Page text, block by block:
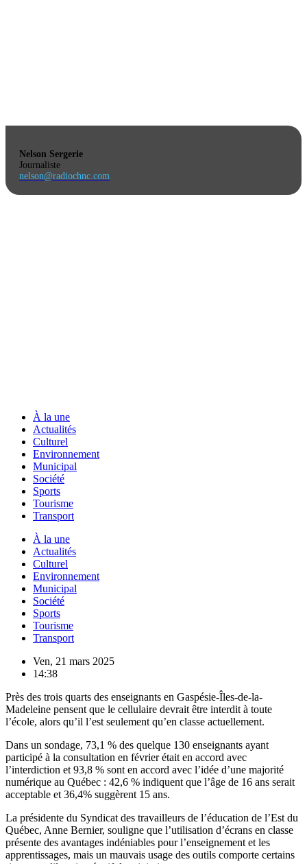
Nelson Sergerie
Journaliste
nelson@radiochnc.com
À la une
Actualités
Culturel
Environnement
Municipal
Société
Sports
Tourisme
Transport
À la une
Actualités
Culturel
Environnement
Municipal
Société
Sports
Tourisme
Transport
Ven, 21 mars 2025
14:38
Près des trois quarts des enseignants en Gaspésie-Îles-de-la-
Madeleine pensent que le cellulaire devrait être interdit à toute
l’école, alors qu’il l’est seulement qu’en classe actuellement.
Dans un sondage, 73,1 % des quelque 130 enseignants ayant
participé à la consultation en février était en accord avec
l’interdiction et 93,8 % sont en accord avec l’idée d’une majorité
numérique au Québec : 42,6 % indiquent que l’âge de 16 ans serait
acceptable et 36,4% suggèrent 15 ans.
La présidente du Syndicat des travailleurs de l’éducation de l’Est du
Québec, Anne Bernier, souligne que l’utilisation d’écrans en classe
présente des avantages indéniables pour l’enseignement et les
apprentissages, mais un mauvais usage des outils comporte certains